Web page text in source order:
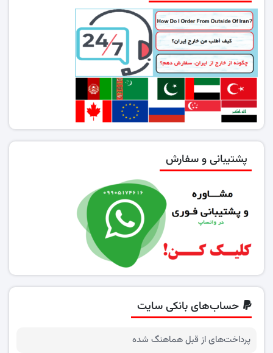
پشتیبانی و سفارش
حساب‌های بانکی سایت
پرداخت‌های از قبل هماهنگ شده